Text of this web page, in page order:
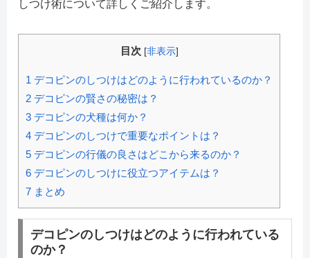
しつけ術について詳しくご紹介します。
目次 [非表示]
1 デコピンのしつけはどのように行われているのか？
2 デコピンの賢さの秘密は？
3 デコピンの犬種は何か？
4 デコピンのしつけで重要なポイントは？
5 デコピンの行儀の良さはどこから来るのか？
6 デコピンのしつけに役立つアイテムは？
7 まとめ
デコピンのしつけはどのように行われている
のか？